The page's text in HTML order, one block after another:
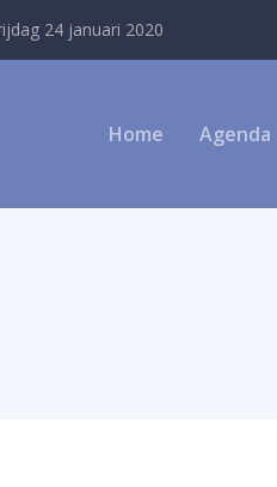
24 januari 2020
Home Agenda